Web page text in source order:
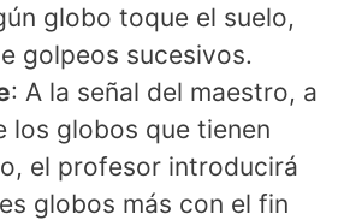
globo toque el suelo,
golpeos sucesivos.
: A la señal del maestro, a
los globos que tienen
el profesor introducirá
globos más con el fin